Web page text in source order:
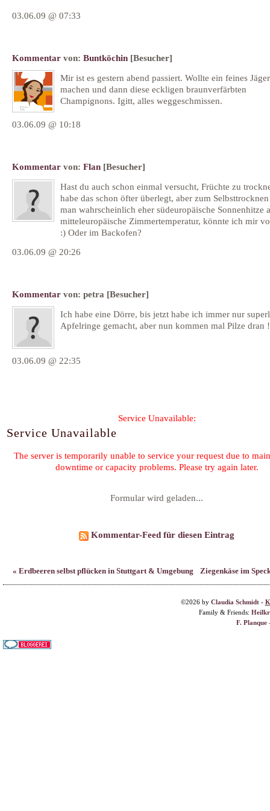
03.06.09 @ 07:33
Kommentar von: Buntköchin [Besucher]
Mir ist es gestern abend passiert. Wollte ein feines
machen und dann diese eckligen braunverfärbten
Champignons. Igitt, alles weggeschmissen.
03.06.09 @ 10:18
Kommentar von: Flan [Besucher]
Hast du auch schon einmal versucht, Früchte zu
habe das schon öfter überlegt, aber zum
man wahrscheinlich eher südeuropäische Sonnenhitze
mitteleuropäische Zimmertemperatur, könnte ich mir
:) Oder im Backofen?
03.06.09 @ 20:26
Kommentar von: petra [Besucher]
Ich habe eine Dörre, bis jetzt habe ich immer nur
Apfelringe gemacht, aber nun kommen mal Pilze dran !
03.06.09 @ 22:35
Formular wird geladen...
Kommentar-Feed für diesen Eintrag
Family & Friends: